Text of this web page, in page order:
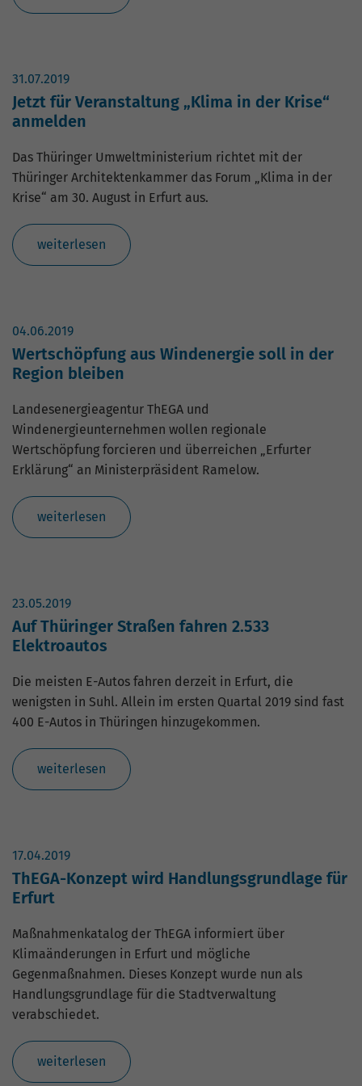
31.07.2019
Jetzt für Veranstaltung „Klima in der Krise“
anmelden
Das Thüringer Umweltministerium richtet mit der
Thüringer Architektenkammer das Forum „Klima in der
Krise“ am 30. August in Erfurt aus.
weiterlesen
04.06.2019
Wertschöpfung aus Windenergie soll in der
Region bleiben
Landesenergieagentur ThEGA und
Windenergieunternehmen wollen regionale
Wertschöpfung forcieren und überreichen „Erfurter
Erklärung“ an Ministerpräsident Ramelow.
weiterlesen
23.05.2019
Auf Thüringer Straßen fahren 2.533
Elektroautos
Die meisten E-Autos fahren derzeit in Erfurt, die
wenigsten in Suhl. Allein im ersten Quartal 2019 sind fast
400 E-Autos in Thüringen hinzugekommen.
weiterlesen
17.04.2019
ThEGA-Konzept wird Handlungsgrundlage für
Erfurt
Maßnahmenkatalog der ThEGA informiert über
Klimaänderungen in Erfurt und mögliche
Gegenmaßnahmen. Dieses Konzept wurde nun als
Handlungsgrundlage für die Stadtverwaltung
verabschiedet.
weiterlesen
Website geht. Die erhobenen Daten
Name _gat_G-ZN01JG6TS4
Laufzeit 1 Minute
gesetztes Cookie vom Mustertyp, bei dem
das Musterelement auf dem Namen die
um die von Google auf Websites mit
hohem Traffic-Aufkommen
aufgezeichnete Datenmenge zu